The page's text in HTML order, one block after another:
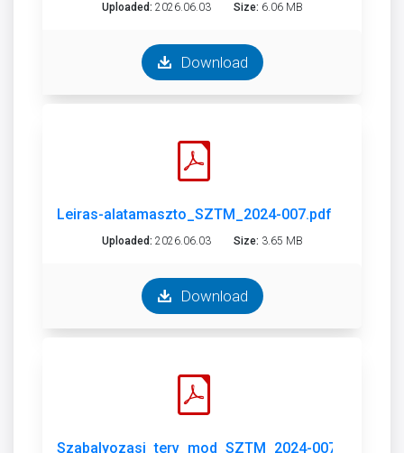
Uploaded: 2026.06.03 Size: 6.06 MB
Download
Leiras-alatamaszto_SZTM_2024-007.pdf
Uploaded: 2026.06.03 Size: 3.65 MB
Download
Szabalyozasi_terv_mod_SZTM_2024-007.pdf